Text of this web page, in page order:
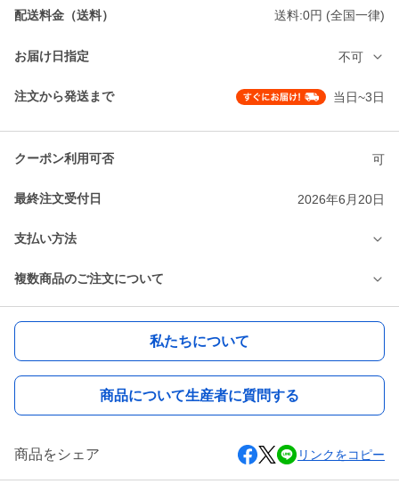
配送料金（送料） 送料:0円 (全国一律)
お届け日指定 不可
注文から発送まで 当日~3日
クーポン利用可否 可
最終注文受付日 2026年6月20日
支払い方法
複数商品のご注文について
私たちについて
商品について生産者に質問する
商品をシェア リンクをコピー